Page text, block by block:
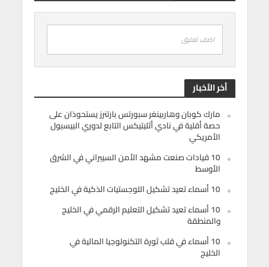
اضف تعليق
أخر الأخبار
مارك كوبان وهاربينغر سبورتس بارتنرز يستحوذان على
حصة أقلية في نادي أثليتيكس التابع لدوري البيسبول
الأمريكي
10 قيادات صنعت مشهد الأمن السيبراني في الشرق
الأوسط
10 أسماء تعيد تشكيل اللوجستيات الذكية في الخليج
10 أسماء تعيد تشكيل التعليم الرقمي في الخليج
والمنطقة
10 أسماء في قلب ثورة التكنولوجيا المالية في
الخليج